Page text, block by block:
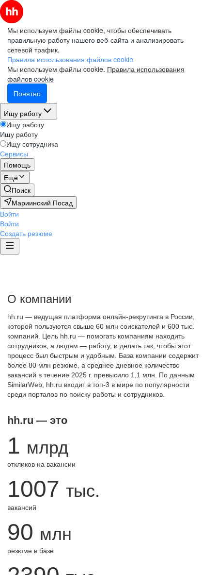
Мы используем файлы cookie, чтобы обеспечивать
правильную работу нашего веб-сайта и анализировать
сетевой трафик.
Правила использования файлов cookie
Мы используем файлы cookie. Правила использования
файлов cookie
Понятно
Ищу работу
Ищу работу
Ищу работу
Ищу сотрудника
Сервисы
Помощь
Ещё
Поиск
Мариинский Посад
Войти
Войти
Создать резюме
О компании
hh.ru — ведущая платформа онлайн-рекрутинга в России,
которой пользуются свыше 60 млн соискателей и 600 тыс.
компаний. Цель hh.ru — помогать компаниям находить
сотрудников, а людям — работу, и делать так, чтобы этот
процесс был быстрым и удобным. База компании содержит
более 80 млн резюме, а среднее дневное количество
вакансий в течение 2025 г. превысило 1,1 млн. По данным
SimilarWeb, hh.ru входит в топ-3 в мире по популярности
среди порталов по поиску работы и сотрудников.
hh.ru — это
1 млрд
откликов на вакансии
1007 тыс.
вакансий
90 млн
резюме в базе